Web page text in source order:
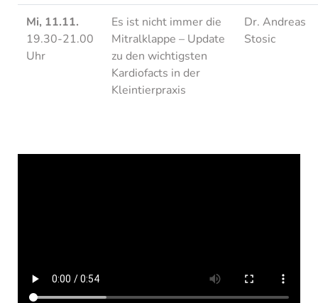
Mi, 11.11.
19.30-21.00
Uhr
Es ist nicht immer die
Mitralklappe – Update
zu den wichtigsten
Kardiofacts in der
Kleintierpraxis
Dr. Andreas
Stosic